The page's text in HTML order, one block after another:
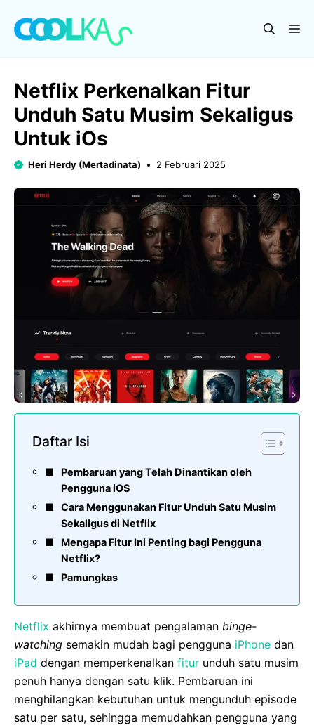
Netflix Perkenalkan Fitur
Unduh Satu Musim Sekaligus
Untuk iOs
Heri Herdy (Mertadinata) 2 Februari 2025
Daftar Isi
Pembaruan yang Telah Dinantikan oleh
Pengguna iOS
Cara Menggunakan Fitur Unduh Satu Musim
Sekaligus di Netflix
Mengapa Fitur Ini Penting bagi Pengguna
Netflix?
Pamungkas
Netflix akhirnya membuat pengalaman binge-
watching semakin mudah bagi pengguna iPhone dan
iPad dengan memperkenalkan fitur unduh satu musim
penuh hanya dengan satu klik. Pembaruan ini
menghilangkan kebutuhan untuk mengunduh episode
satu per satu, sehingga memudahkan pengguna yang